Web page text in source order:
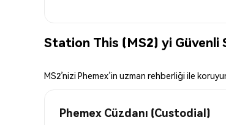
Station This (MS2) yi Güvenli
MS2’nizi Phemex’in uzman rehberliği ile
Phemex Cüzdanı (Custodial)